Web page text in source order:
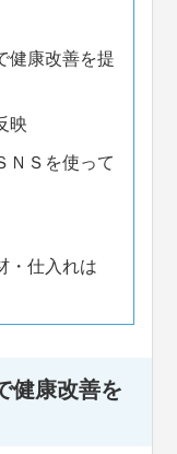
健康改善を提
映
ＮＳを使って
・仕入れは
健康改善を